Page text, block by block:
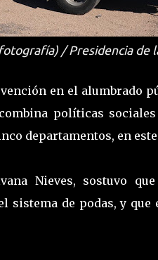
/ Presidencia de
en el alumbrado
políticas
departamentos, en
Nieves, sostuvo
sistema de podas, y